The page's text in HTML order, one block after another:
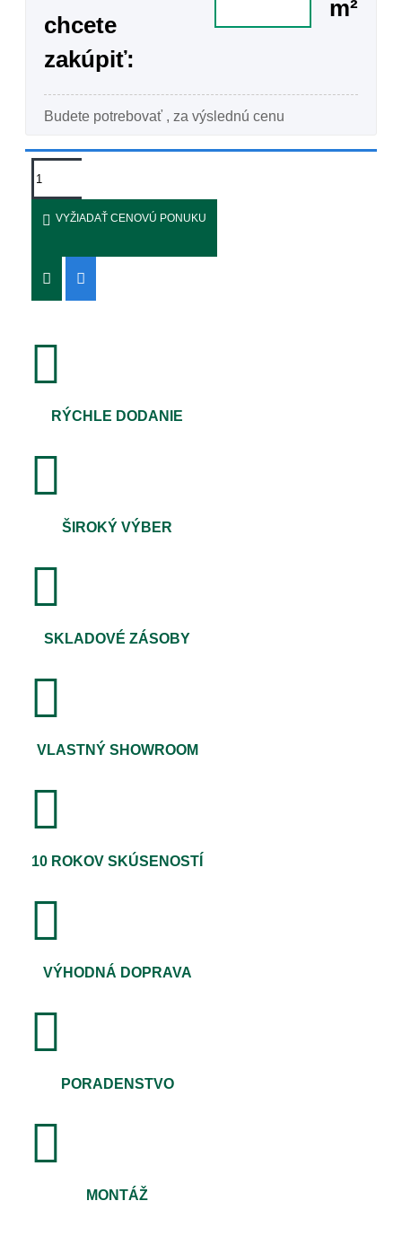
chcete
zakúpiť:
m²
Budete potrebovať , za výslednú cenu
VYŽIADAŤ CENOVÚ PONUKU
RÝCHLE DODANIE
ŠIROKÝ VÝBER
SKLADOVÉ ZÁSOBY
VLASTNÝ SHOWROOM
10 ROKOV SKÚSENOSTÍ
VÝHODNÁ DOPRAVA
PORADENSTVO
MONTÁŽ